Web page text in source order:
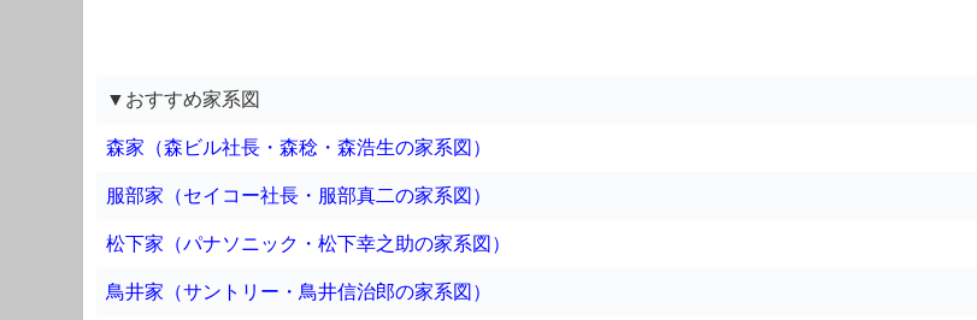
▼おすすめ家系図
森家（森ビル社長・森稔・森浩生の家系図）
服部家（セイコー社長・服部真二の家系図）
松下家（パナソニック・松下幸之助の家系図）
鳥井家（サントリー・鳥井信治郎の家系図）